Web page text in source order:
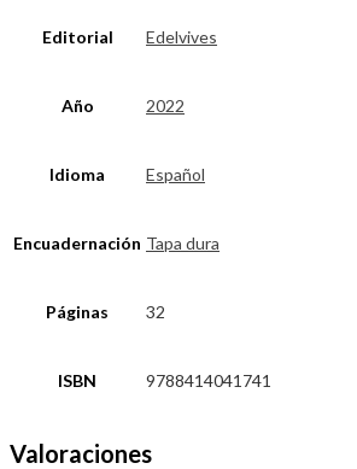
Editorial Edelvives
Año 2022
Idioma Español
Encuadernación Tapa dura
Páginas 32
ISBN 9788414041741
Valoraciones